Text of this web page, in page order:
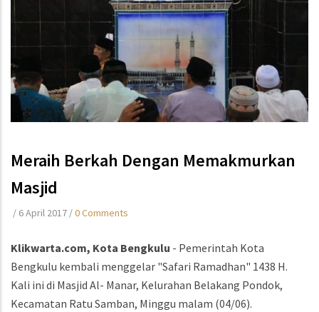
Meraih Berkah Dengan Memakmurkan
Masjid
/ 6 April 2017 /0 Comments
Klikwarta.com, Kota Bengkulu - Pemerintah Kota
Bengkulu kembali menggelar "Safari Ramadhan" 1438 H.
Kali ini di Masjid Al- Manar, Kelurahan Belakang Pondok,
Kecamatan Ratu Samban, Minggu malam (04/06).